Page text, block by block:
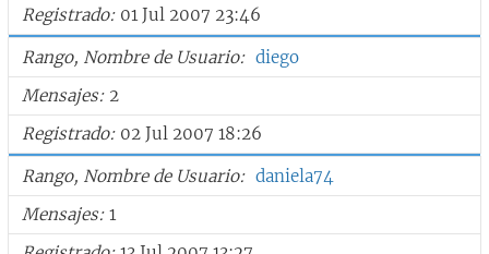
Registrado 01 Jul 2007 23:46
Rango, Nombre de Usuario
diego
Mensajes 2
Registrado 02 Jul 2007 18:26
Rango, Nombre de Usuario
daniela74
Mensajes 1